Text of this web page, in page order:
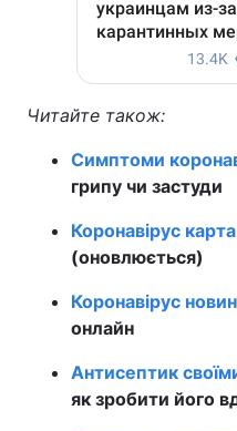
Читайте також:
Симптоми
грипу чи застуди
Коронавірус карта
(оновлюється)
Коронавірус
онлайн
Антисептик
як зробити його